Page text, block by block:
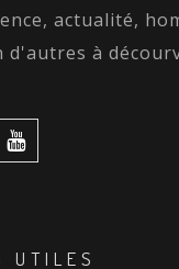
actualité,
d'autres à
UTILES